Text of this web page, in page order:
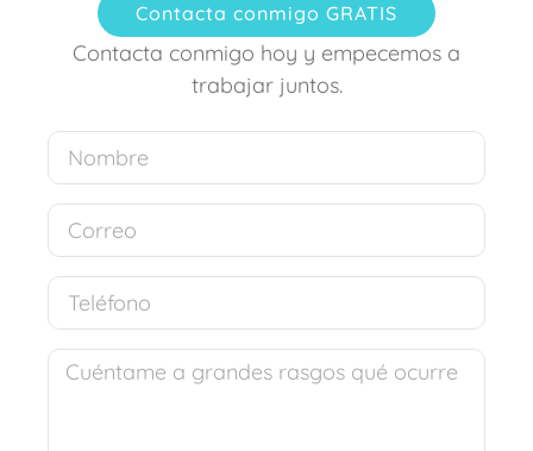
Contacta conmigo GRATIS
Contacta conmigo hoy y empecemos a
trabajar juntos.